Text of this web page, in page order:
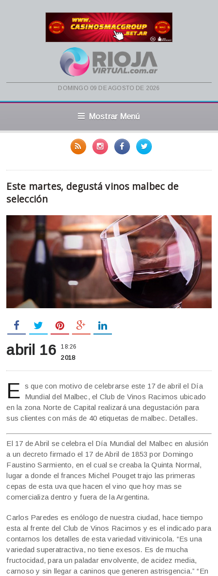
domingo 09 de agosto de 2026
Mostrar Menú
Este martes, degustá vinos malbec de
selección
abril 16 18:26
2018
E s que con motivo de celebrarse este 17 de abril el Día
Mundial del Malbec, el Club de Vinos Racimos ubicado
en la zona Norte de Capital realizará una degustación para
sus clientes con más de 40 etiquetas de malbec. Detalles.
El 17 de Abril se celebra el Día Mundial del Malbec en alusión
a un decreto firmado el 17 de Abril de 1853 por Domingo
Faustino Sarmiento, en el cual se creaba la Quinta Normal,
lugar a donde el frances Michel Pouget trajo las primeras
cepas de esta uva que hacen el vino que hoy mas se
comercializa dentro y fuera de la Argentina.
Carlos Paredes es enólogo de nuestra ciudad, hace tiempo
esta al frente del Club de Vinos Racimos y es el indicado para
contarnos los detalles de esta variedad vitivinicola. “Es una
variedad superatractiva, no tiene exesos. Es de mucha
fructocidad, para un paladar envolvente, de acidez media,
carnoso y sin llegar a caninos que generen astrisgencia.” “En